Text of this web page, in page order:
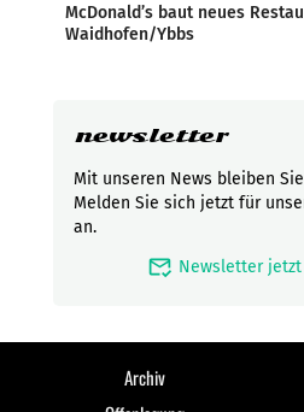
McDonald’s baut neues
Waidhofen/Ybbs
newsletter
Mit unseren News bleiben
Melden Sie sich jetzt für
an.
mark_email_read Newsletter
Archiv